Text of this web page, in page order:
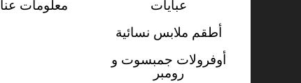
عبايات
أطقم ملابس نسائية
أوفرولات جمبسوت و
رومبر
معلومات عنا